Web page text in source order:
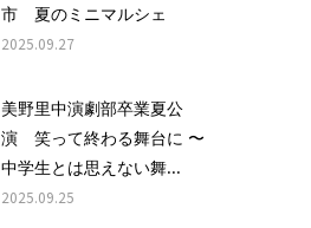
市 夏のミニマルシェ
2025.09.27
美野里中演劇部卒業夏公
演 笑って終わる舞台に 〜
中学生とは思えない舞...
2025.09.25